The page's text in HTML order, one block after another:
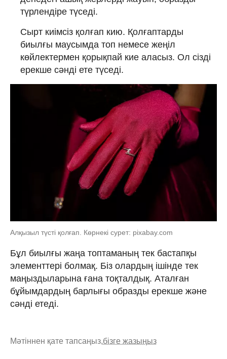
түрлендіре түседі.
Сырт киімсіз қолғап кию. Қолғаптарды
биылғы маусымда топ немесе жеңіл
көйлектермен қорықпай кие аласыз. Ол сізді
ерекше сәнді ете түседі.
Алқызыл түсті қолғап. Көрнекі сурет: pixabay.com
Бұл биылғы жаңа топтаманың тек бастапқы
элементтері болмақ. Біз олардың ішінде тек
маңыздыларына ғана тоқталдық. Аталған
бұйымдардың барлығы образды ерекше және
сәнді етеді.
Мәтіннен қате тапсаңыз,бізге жазыңыз